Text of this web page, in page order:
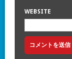
WEBSITE